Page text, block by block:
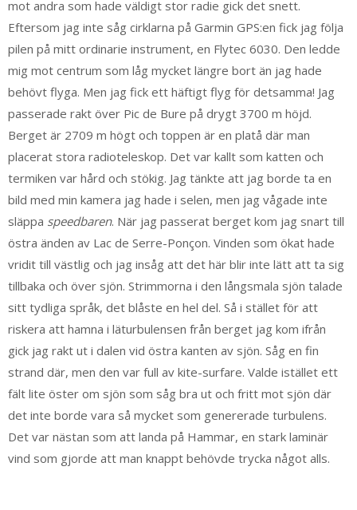
mot andra som hade väldigt stor radie gick det snett.
Eftersom jag inte såg cirklarna på Garmin GPS:en fick jag följa
pilen på mitt ordinarie instrument, en Flytec 6030. Den ledde
mig mot centrum som låg mycket längre bort än jag hade
behövt flyga. Men jag fick ett häftigt flyg för detsamma! Jag
passerade rakt över Pic de Bure på drygt 3700 m höjd.
Berget är 2709 m högt och toppen är en platå där man
placerat stora radioteleskop. Det var kallt som katten och
termiken var hård och stökig. Jag tänkte att jag borde ta en
bild med min kamera jag hade i selen, men jag vågade inte
släppa speedbaren. När jag passerat berget kom jag snart till
östra änden av Lac de Serre-Ponçon. Vinden som ökat hade
vridit till västlig och jag insåg att det här blir inte lätt att ta sig
tillbaka och över sjön. Strimmorna i den långsmala sjön talade
sitt tydliga språk, det blåste en hel del. Så i stället för att
riskera att hamna i läturbulensen från berget jag kom ifrån
gick jag rakt ut i dalen vid östra kanten av sjön. Såg en fin
strand där, men den var full av kite-surfare. Valde istället ett
fält lite öster om sjön som såg bra ut och fritt mot sjön där
det inte borde vara så mycket som genererade turbulens.
Det var nästan som att landa på Hammar, en stark laminär
vind som gjorde att man knappt behövde trycka något alls.